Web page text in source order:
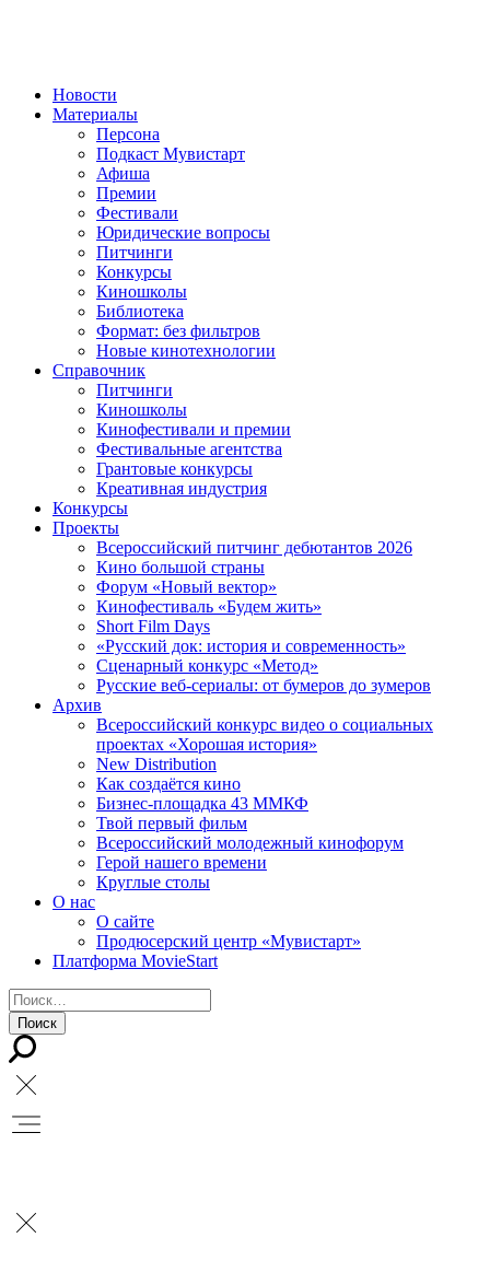
Новости
Материалы
Персона
Подкаст Мувистарт
Афиша
Премии
Фестивали
Юридические вопросы
Питчинги
Конкурсы
Киношколы
Библиотека
Формат: без фильтров
Новые кинотехнологии
Справочник
Питчинги
Киношколы
Кинофестивали и премии
Фестивальные агентства
Грантовые конкурсы
Креативная индустрия
Конкурсы
Проекты
Всероссийский питчинг дебютантов 2026
Кино большой страны
Форум «Новый вектор»
Кинофестиваль «Будем жить»
Short Film Days
«Русский док: история и современность»
Сценарный конкурс «Метод»
Русские веб-сериалы: от бумеров до зумеров
Архив
Всероссийский конкурс видео о социальных
проектах «Хорошая история»
New Distribution
Как создаётся кино
Бизнес-площадка 43 ММКФ
Твой первый фильм
Всероссийский молодежный кинофорум
Герой нашего времени
Круглые столы
О нас
О сайте
Продюсерский центр «Мувистарт»
Платформа MovieStart